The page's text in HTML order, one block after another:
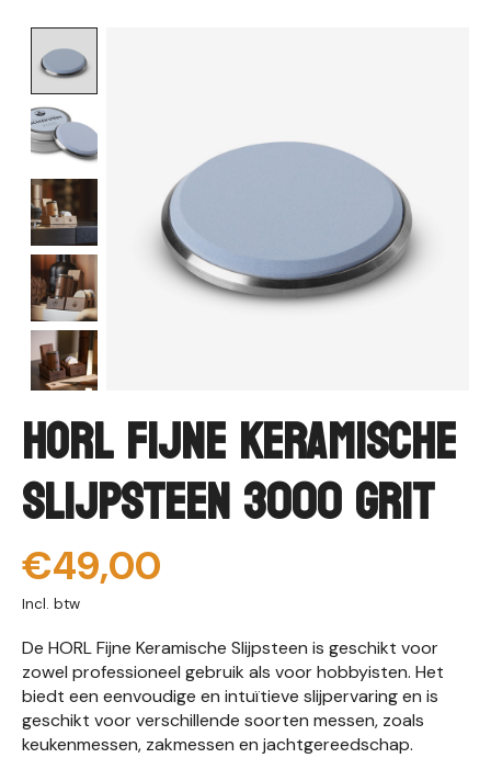
HORL Fijne Keramische
Slijpsteen 3000 Grit
€49,00
Incl. btw
De HORL Fijne Keramische Slijpsteen is geschikt voor
zowel professioneel gebruik als voor hobbyisten. Het
biedt een eenvoudige en intuïtieve slijpervaring en is
geschikt voor verschillende soorten messen, zoals
keukenmessen, zakmessen en jachtgereedschap.